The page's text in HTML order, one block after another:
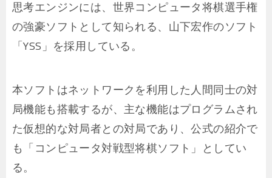
思考エンジンには、世界コンピュータ将棋選手権
の強豪ソフトとして知られる、山下宏作のソフト
「YSS」を採用している。
本ソフトはネットワークを利用した人間同士の対
局機能も搭載するが、主な機能はプログラムされ
た仮想的な対局者との対局であり、公式の紹介で
も「コンピュータ対戦型将棋ソフト」としてい
る。